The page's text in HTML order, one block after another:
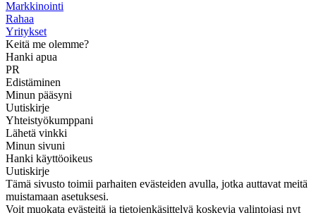
Markkinointi
Rahaa
Yritykset
Keitä me olemme?
Hanki apua
PR
Edistäminen
Minun pääsyni
Uutiskirje
Yhteistyökumppani
Lähetä vinkki
Minun sivuni
Hanki käyttöoikeus
Uutiskirje
Tämä sivusto toimii parhaiten evästeiden avulla, jotka auttavat meitä
muistamaan asetuksesi.
Voit muokata evästeitä ja tietojenkäsittelyä koskevia valintojasi nyt